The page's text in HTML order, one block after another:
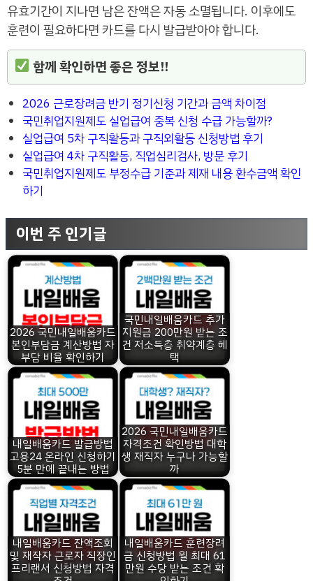
유효기간이 지나면 남은 잔액은 자동 소멸됩니다. 이후에도
훈련이 필요하다면 카드를 다시 발급받아야 합니다.
함께 확인하면 좋은 정보!!
2026 근로장려금 반기 정기신청 기간과 금액 차이점
국민취업지원제도 실업급여 중복 신청 수급 가능할까?
실업급여 5차 구직활동과 구직외활동 신청방법 후기
실업급여 4차 구직활동, 직업심리검사, 방문 후기
국민취업지원제도 부정수급 기준과 제재 내용 환수금액 확인
하기
이번 주 인기글
2026 국민내일배움카드
본인부담금 계산방법 자
부담 비율 확인하기
국민내일배움카드 추가
지원금 200만원 받는 조
건 저소득층 취약계층 혜
택
내일배움카드 발급방법
고용24 온라인 신청하기
5분 만에 끝내는 방법
2026 국민내일배움카드
자격조건 확인방법 대학
생 재직자 누구나 가능할
까
내일배움카드 잔액조회
및 재작자 근로자 직장인
프리랜서 신청방법 자격
내일배움카드 훈련장려
금 신청방법 월 최대 61
만원 수당 받는 조건 확